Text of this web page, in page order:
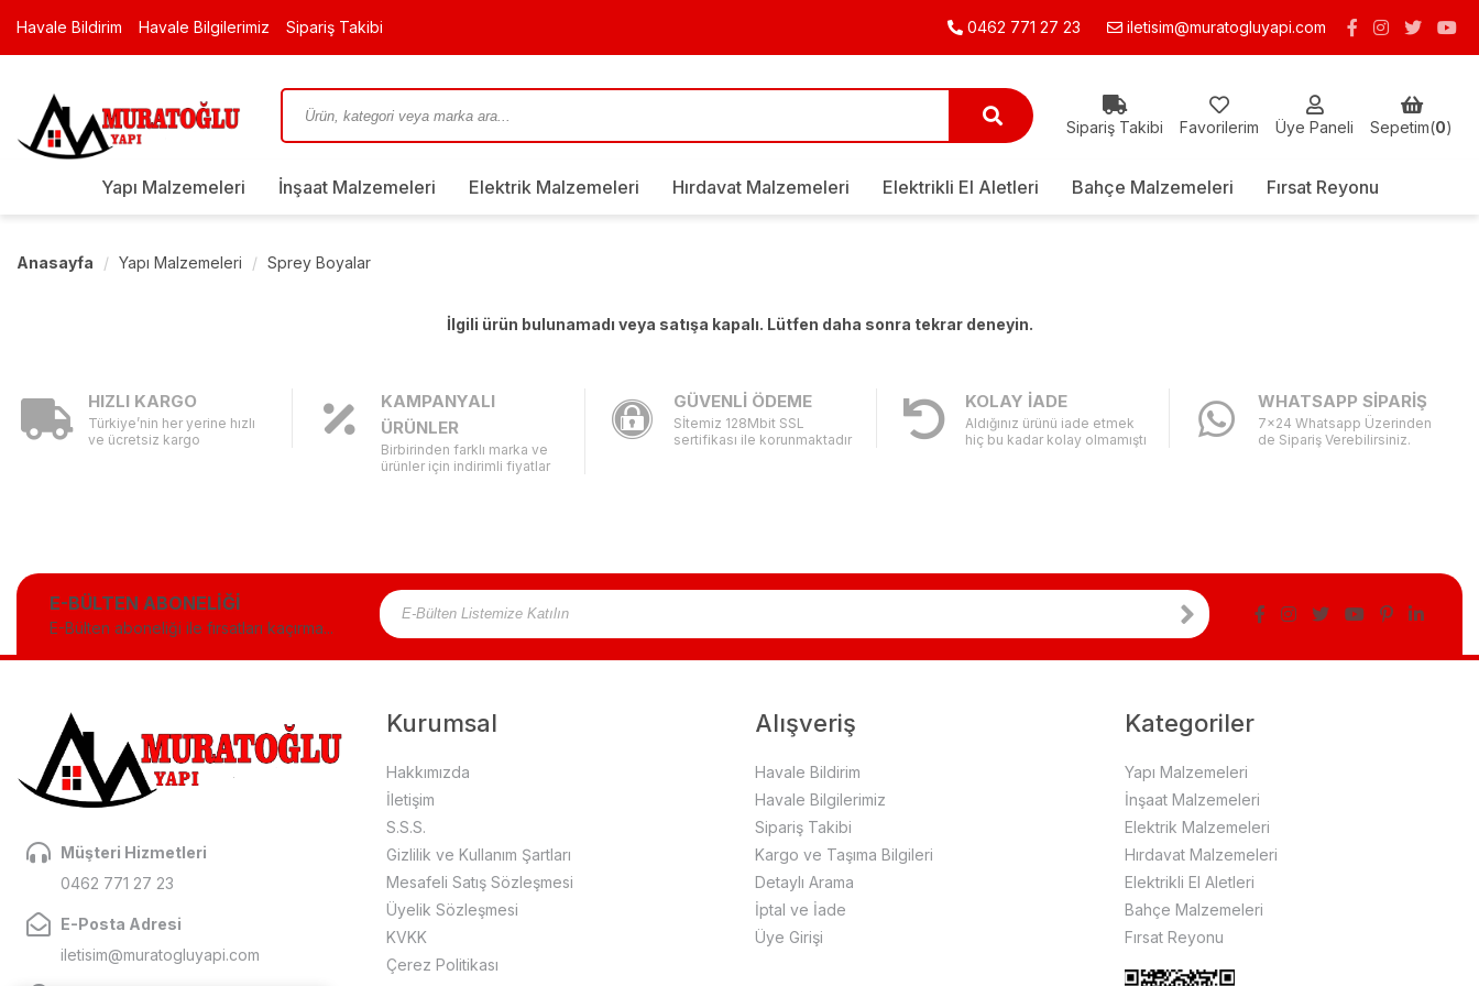
Havale Bildirim Havale Bilgilerimiz Sipariş Takibi 0462 771 27 23 iletisim@muratogluyapi.com
Sipariş Takibi Favorilerim Üye Paneli Sepetim(0)
Yapı Malzemeleri İnşaat Malzemeleri Elektrik Malzemeleri Hırdavat Malzemeleri Elektrikli El Aletleri Bahçe Malzemeleri Fırsat Reyonu
Anasayfa Yapı Malzemeleri Sprey Boyalar
İlgili ürün bulunamadı veya satışa kapalı. Lütfen daha sonra tekrar deneyin.
HIZLI KARGO
Türkiye’nin her yerine hızlı
ve ücretsiz kargo
KAMPANYALI
ÜRÜNLER
Birbirinden farklı marka ve
ürünler için indirimli fiyatlar
GÜVENLİ ÖDEME
Sİtemiz 128Mbit SSL
sertifikası ile korunmaktadır
KOLAY İADE
Aldığınız ürünü iade etmek
hiç bu kadar kolay olmamıştı
WHATSAPP SİPARİŞ
7x24 Whatsapp Üzerinden
de Sipariş Verebilirsiniz.
E-BÜLTEN ABONELİĞİ
E-Bülten aboneliği ile fırsatları kaçırma...
Müşteri Hizmetleri
0462 771 27 23
E-Posta Adresi
iletisim@muratogluyapi.com
Kurumsal
Hakkımızda
İletişim
S.S.S.
Gizlilik ve Kullanım Şartları
Mesafeli Satış Sözleşmesi
Üyelik Sözleşmesi
KVKK
Çerez Politikası
Alışveriş
Havale Bildirim
Havale Bilgilerimiz
Sipariş Takibi
Kargo ve Taşıma Bilgileri
Detaylı Arama
İptal ve İade
Üye Girişi
Kategoriler
Yapı Malzemeleri
İnşaat Malzemeleri
Elektrik Malzemeleri
Hırdavat Malzemeleri
Elektrikli El Aletleri
Bahçe Malzemeleri
Fırsat Reyonu